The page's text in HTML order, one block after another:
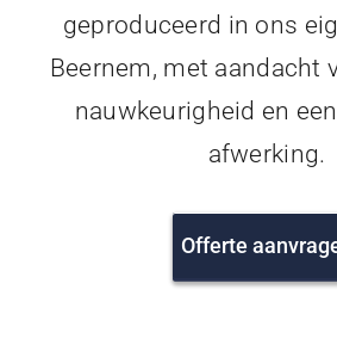
geproduceerd in ons
Beernem, met aandacht
nauwkeurigheid en
afwerking.
Offerte